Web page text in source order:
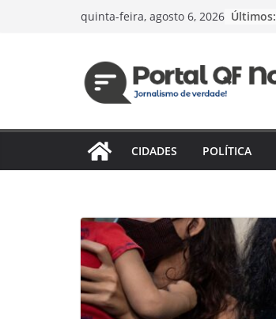
quinta-feira, agosto 6, 2026 Últimos:
CIDADES POLÍTICA